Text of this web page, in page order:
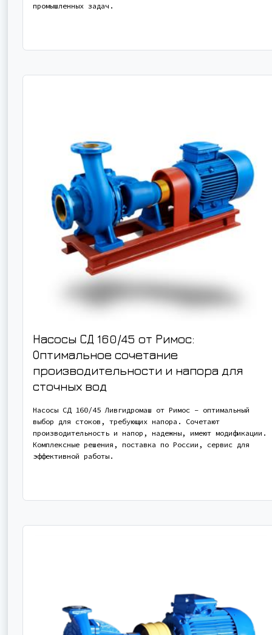
промышленных задач.
Насосы СД 160/45 от Римос:
Оптимальное сочетание
производительности и напора для
сточных вод
Насосы СД 160/45 Ливгидромаш от Римос – оптимальный
выбор для стоков, требующих напора. Сочетают
производительность и напор, надежны, имеют модификации.
Комплексные решения, поставка по России, сервис для
эффективной работы.